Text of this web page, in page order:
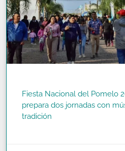
Fiesta Nacional del Pomelo
prepara dos jornadas con
tradición